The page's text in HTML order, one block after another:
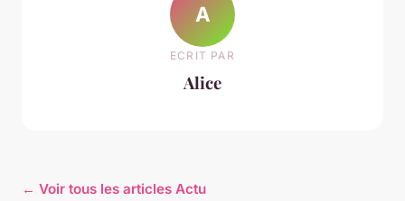
A
ECRIT PAR
Alice
← Voir tous les articles Actu